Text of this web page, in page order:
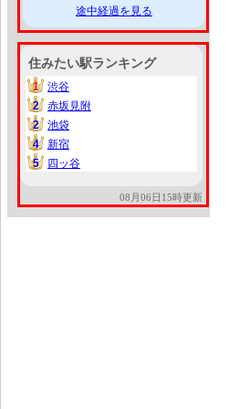
途中経過を見る
住みたい駅ランキング
1
1
渋谷
2
2
赤坂見附
2
2
池袋
4
4
新宿
5
5 四ッ谷
08月06日15時更新